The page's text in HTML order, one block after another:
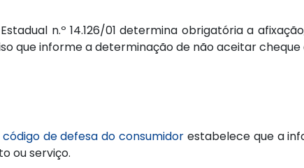
n.º 14.126/01 determina obrigatória a
que informe a determinação de não aceitar
código de defesa do consumidor estabelece que a
ou serviço.